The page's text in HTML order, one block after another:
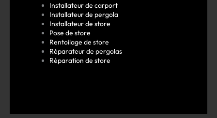
Installateur de carport
Installateur de pergola
Installateur de store
Pose de store
Rentoilage de store
Réparateur de pergolas
Réparation de store